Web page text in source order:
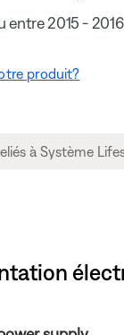
entre 2015 - 2016
produit?